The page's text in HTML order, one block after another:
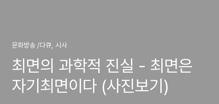
문화방송 /다큐, 시사
최면의 과학적 진실 - 최면은
자기최면이다 (사진보기)